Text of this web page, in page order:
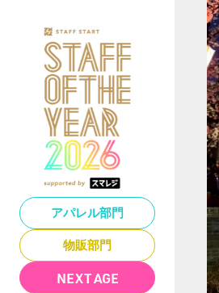
アパレル部門
物販部門
NEXT AGE